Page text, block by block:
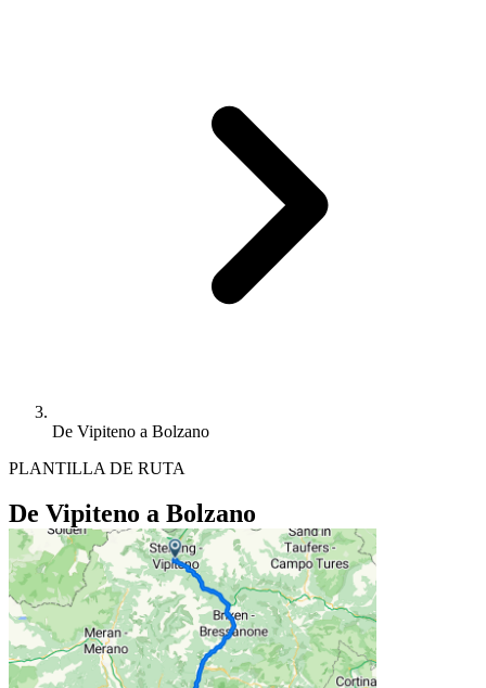
De Vipiteno a Bolzano
PLANTILLA DE RUTA
De Vipiteno a Bolzano